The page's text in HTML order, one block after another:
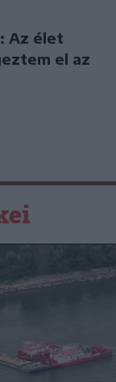
Az élet
el az